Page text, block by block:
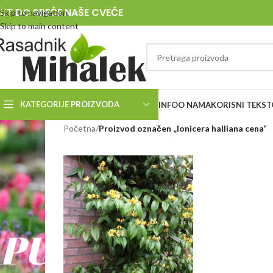
Skip to navigation
Skip to main content
DO SREĆE NAŠE CVEĆE
KATEGORIJE PROIZVODA INFOO NAMAKORISNI
RASADNIK
MIHALEK
PUT
Početna/Proizvod označen „lonicera halliana cena“